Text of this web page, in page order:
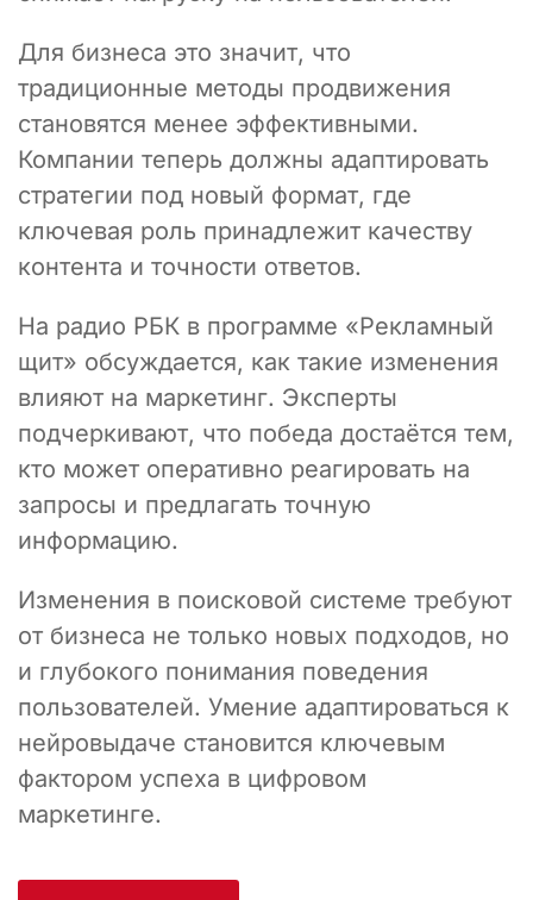
Для бизнеса это значит, что
традиционные методы продвижения
становятся менее эффективными.
Компании теперь должны адаптировать
стратегии под новый формат, где
ключевая роль принадлежит качеству
контента и точности ответов.
На радио РБК в программе «Рекламный
щит» обсуждается, как такие изменения
влияют на маркетинг. Эксперты
подчеркивают, что победа достаётся тем,
кто может оперативно реагировать на
запросы и предлагать точную
информацию.
Изменения в поисковой системе требуют
от бизнеса не только новых подходов, но
и глубокого понимания поведения
пользователей. Умение адаптироваться к
нейровыдаче становится ключевым
фактором успеха в цифровом
маркетинге.